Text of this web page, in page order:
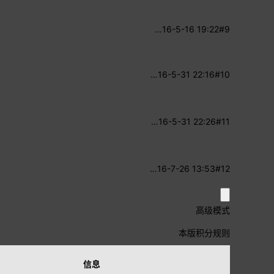
#9
16-5-16 19:22
…
#10
16-5-31 22:16
…
#11
16-5-31 22:26
…
#12
16-7-26 13:53
…
高级模式
本版积分规则
信息